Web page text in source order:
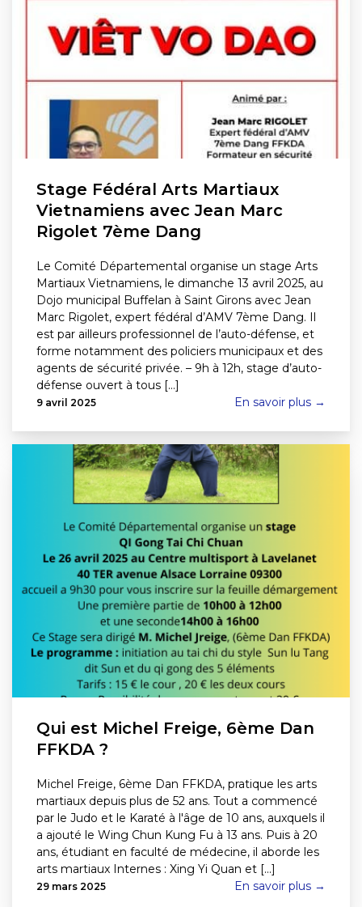
Stage Fédéral Arts Martiaux
Vietnamiens avec Jean Marc
Rigolet 7ème Dang
Le Comité Départemental organise un stage Arts
Martiaux Vietnamiens, le dimanche 13 avril 2025, au
Dojo municipal Buffelan à Saint Girons avec Jean
Marc Rigolet, expert fédéral d’AMV 7ème Dang. Il
est par ailleurs professionnel de l’auto-défense, et
forme notamment des policiers municipaux et des
agents de sécurité privée. – 9h à 12h, stage d’auto-
défense ouvert à tous [...]
9 avril 2025 En savoir plus →
Qui est Michel Freige, 6ème Dan
FFKDA ?
Michel Freige, 6ème Dan FFKDA, pratique les arts
martiaux depuis plus de 52 ans. Tout a commencé
par le Judo et le Karaté à l'âge de 10 ans, auxquels il
a ajouté le Wing Chun Kung Fu à 13 ans. Puis à 20
ans, étudiant en faculté de médecine, il aborde les
arts martiaux Internes : Xing Yi Quan et [...]
29 mars 2025 En savoir plus →